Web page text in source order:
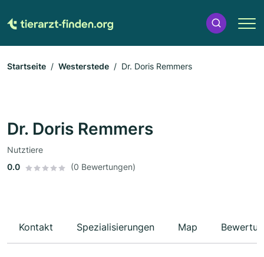
Startseite Westerstede Dr. Doris Remmers
Dr. Doris Remmers
Nutztiere
0.0
(0 Bewertungen)
Kontakt Spezialisierungen Map